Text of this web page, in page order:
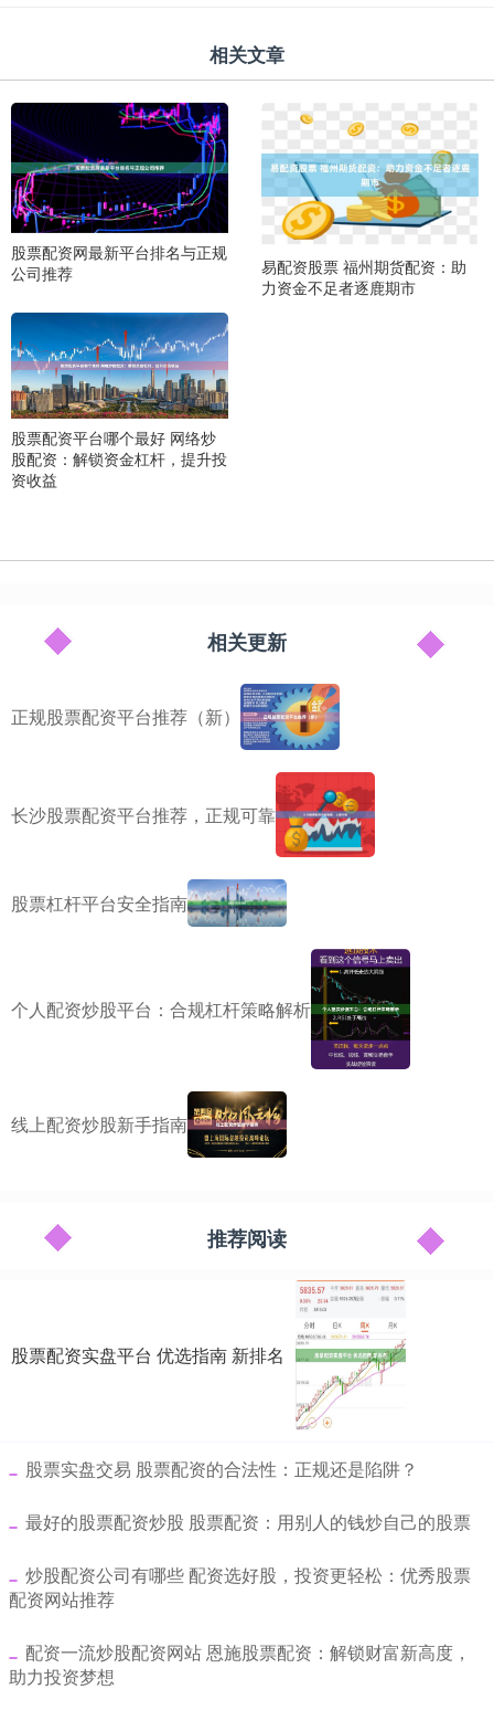
相关文章
股票配资网最新平台排名与正规
公司推荐
易配资股票 福州期货配资：助
力资金不足者逐鹿期市
股票配资平台哪个最好 网络炒
股配资：解锁资金杠杆，提升投
资收益
相关更新
正规股票配资平台推荐（新）
长沙股票配资平台推荐，正规可靠
股票杠杆平台安全指南
个人配资炒股平台：合规杠杆策略解析
线上配资炒股新手指南
推荐阅读
股票配资实盘平台 优选指南 新排名
​股票实盘交易 股票配资的合法性：正规还是陷阱？
​最好的股票配资炒股 股票配资：用别人的钱炒自己的股票
​炒股配资公司有哪些 配资选好股，投资更轻松：优秀股票
配资网站推荐
​配资一流炒股配资网站 恩施股票配资：解锁财富新高度，
助力投资梦想